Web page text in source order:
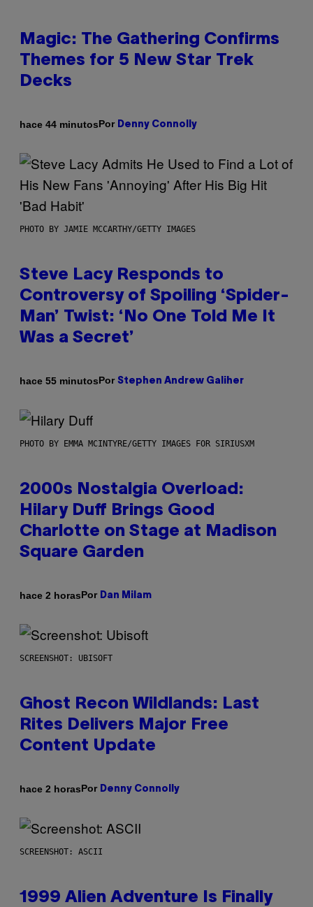
Magic: The Gathering Confirms
Themes for 5 New Star Trek
Decks
hace 44 minutosPor Denny Connolly
PHOTO BY JAMIE MCCARTHY/GETTY IMAGES
Steve Lacy Responds to
Controversy of Spoiling ‘Spider-
Man’ Twist: ‘No One Told Me It
Was a Secret’
hace 55 minutosPor Stephen Andrew Galiher
PHOTO BY EMMA MCINTYRE/GETTY IMAGES FOR SIRIUSXM
2000s Nostalgia Overload:
Hilary Duff Brings Good
Charlotte on Stage at Madison
Square Garden
hace 2 horasPor Dan Milam
SCREENSHOT: UBISOFT
Ghost Recon Wildlands: Last
Rites Delivers Major Free
Content Update
hace 2 horasPor Denny Connolly
SCREENSHOT: ASCII
1999 Alien Adventure Is Finally